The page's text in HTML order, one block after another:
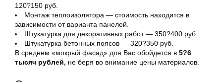
120?150 руб.
Монтаж теплоизолятора — стоимость находится в
зависимости от варианта панелей.
Штукатурка для декоративных работ — 350?400 руб.
Штукатурка бетонных поясов — 320?350 руб.
В среднем «мокрый фасад» для Вас обойдется в 5?6
тысяч рублей, не беря во внимание цены материалов.